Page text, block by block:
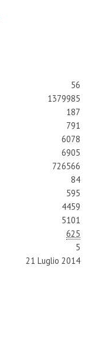
56
1379985
187
791
6078
6905
726566
84
595
4459
5101
625
5
21 Luglio 2014